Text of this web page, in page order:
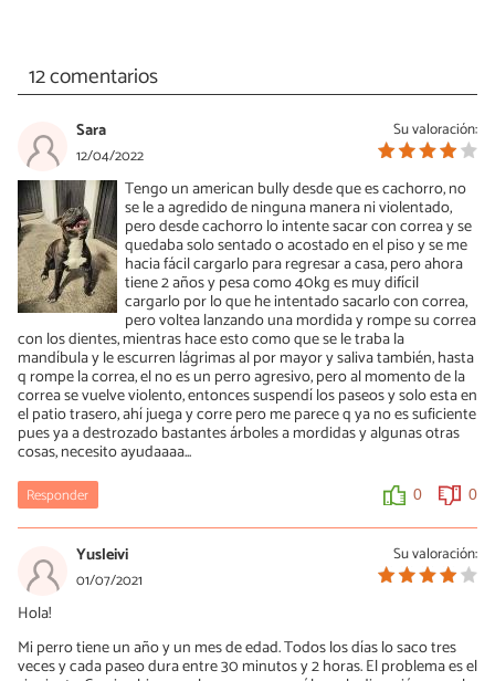
12 comentarios
Su valoración:
Sara
12/04/2022
Tengo un american bully desde que es cachorro, no
se le a agredido de ninguna manera ni violentado,
pero desde cachorro lo intente sacar con correa y se
quedaba solo sentado o acostado en el piso y se me
hacia fácil cargarlo para regresar a casa, pero ahora
tiene 2 años y pesa como 40kg es muy difícil
cargarlo por lo que he intentado sacarlo con correa,
pero voltea lanzando una mordida y rompe su correa
con los dientes, mientras hace esto como que se le traba la
mandíbula y le escurren lágrimas al por mayor y saliva también, hasta
q rompe la correa, el no es un perro agresivo, pero al momento de la
correa se vuelve violento, entonces suspendí los paseos y solo esta en
el patio trasero, ahí juega y corre pero me parece q ya no es suficiente
pues ya a destrozado bastantes árboles a mordidas y algunas otras
cosas, necesito ayudaaaa...
Responder 0 0
Su valoración:
Yusleivi
01/07/2021
Hola!
Mi perro tiene un año y un mes de edad. Todos los días lo saco tres
veces y cada paseo dura entre 30 minutos y 2 horas. El problema es el